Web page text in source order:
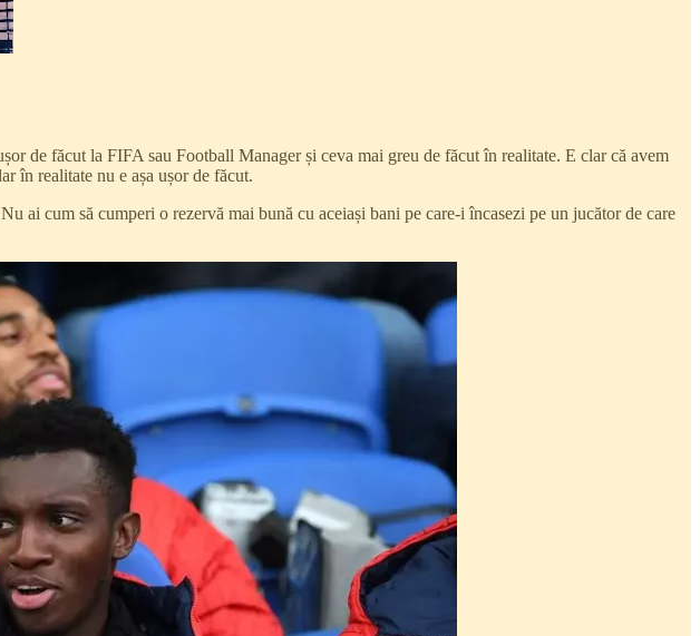
de făcut la FIFA sau Football Manager și ceva mai greu de făcut în realitate. E clar că avem
în realitate nu e așa ușor de făcut.
ai cum să cumperi o rezervă mai bună cu aceiași bani pe care-i încasezi pe un jucător de care